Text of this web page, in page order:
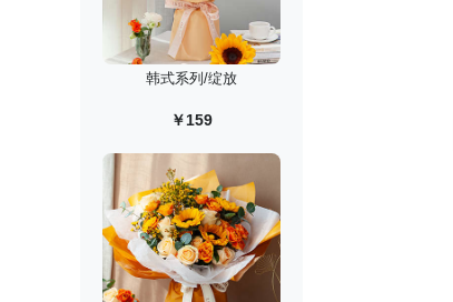
韩式系列/绽放
￥159